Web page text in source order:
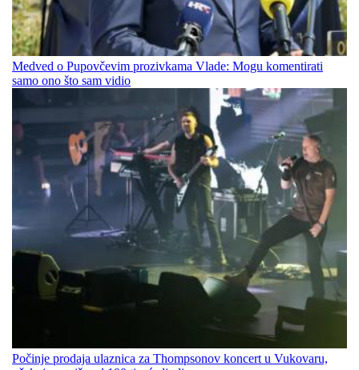
Medved o Pupovčevim prozivkama Vlade: Mogu komentirati
samo ono što sam vidio
Počinje prodaja ulaznica za Thompsonov koncert u Vukovaru,